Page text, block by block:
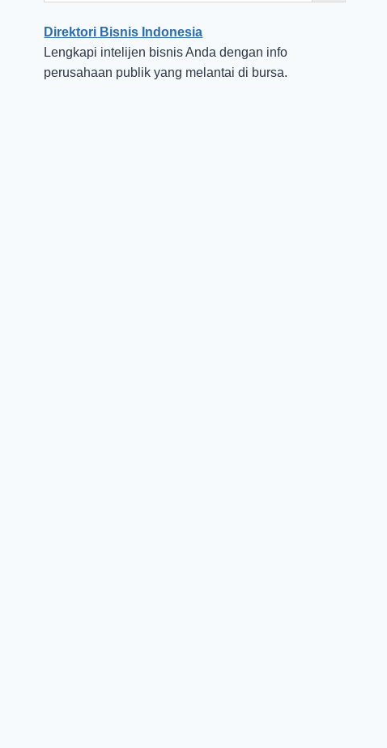
Direktori Bisnis Indonesia
Lengkapi intelijen bisnis Anda dengan info
perusahaan publik yang melantai di bursa.